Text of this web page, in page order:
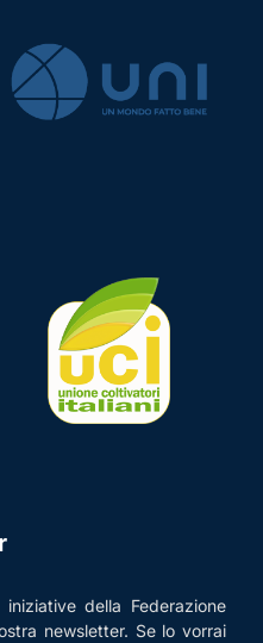
della Federazione
newsletter. Se lo vorrai